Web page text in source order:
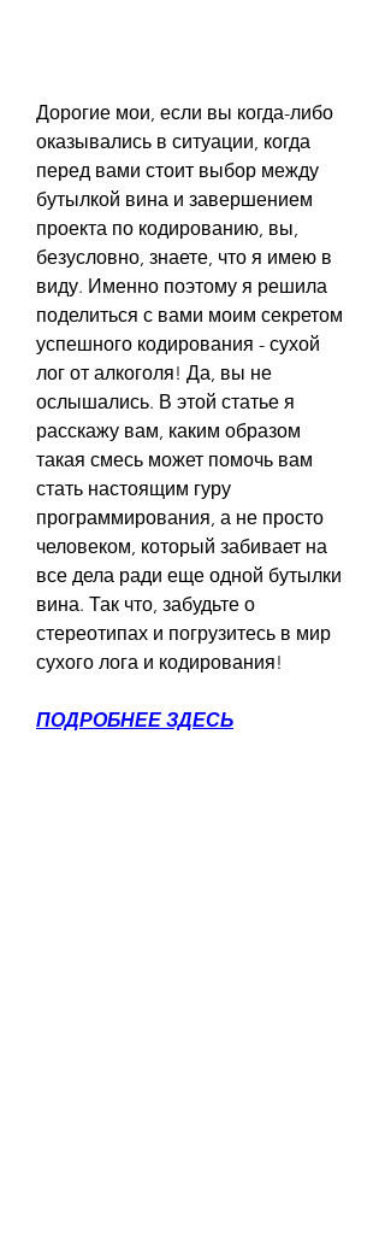
Дорогие мои, если вы когда-либо
оказывались в ситуации, когда
перед вами стоит выбор между
бутылкой вина и завершением
проекта по кодированию, вы,
безусловно, знаете, что я имею в
виду. Именно поэтому я решила
поделиться с вами моим секретом
успешного кодирования - сухой
лог от алкоголя! Да, вы не
ослышались. В этой статье я
расскажу вам, каким образом
такая смесь может помочь вам
стать настоящим гуру
программирования, а не просто
человеком, который забивает на
все дела ради еще одной бутылки
вина. Так что, забудьте о
стереотипах и погрузитесь в мир
сухого лога и кодирования!
ПОДРОБНЕЕ ЗДЕСЬ